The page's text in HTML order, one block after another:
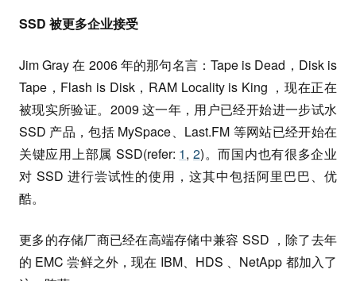
SSD 被更多企业接受
Jim Gray 在 2006 年的那句名言：Tape is Dead，Disk is
Tape，Flash is Disk，RAM Locality is King ，现在正在
被现实所验证。2009 这一年，用户已经开始进一步试水
SSD 产品，包括 MySpace、Last.FM 等网站已经开始在
关键应用上部属 SSD(refer: 1,2)。而国内也有很多企业
对 SSD 进行尝试性的使用，这其中包括阿里巴巴、优
酷。
更多的存储厂商已经在高端存储中兼容 SSD ，除了去年
的 EMC 尝鲜之外，现在 IBM、HDS 、NetApp 都加入了